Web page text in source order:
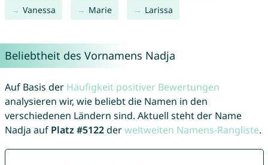
Vanessa Marie Larissa
Beliebtheit des Vornamens Nadja
Auf Basis der Häufigkeit positiver Bewertungen
analysieren wir, wie beliebt die Namen in den
verschiedenen Ländern sind. Aktuell steht der Name
Nadja auf Platz #5122derweltweiten Namens-Rangliste.